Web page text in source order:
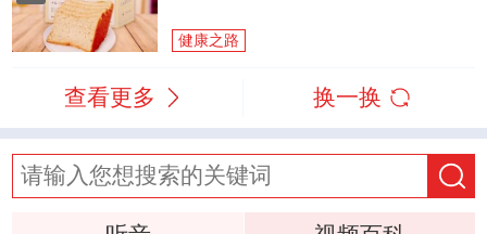
健康之路
查看更多 换一换